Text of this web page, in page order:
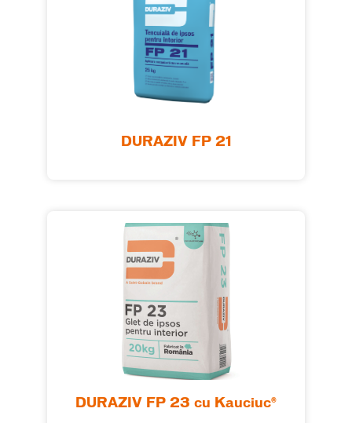
DURAZIV FP 21
DURAZIV FP 23 cu Kauciuc®